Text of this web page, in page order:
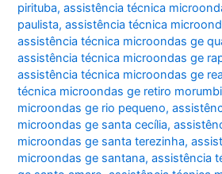
pirituba,assistência técnica
paulista,assistência técnica
assistência técnica microondas ge
assistência técnica microondas ge
assistência técnica microondas ge
técnica microondas ge retiro morumbi
microondas ge rio pequeno,
microondas ge santa cecília,
microondas ge santa terezinha,
microondas ge santana,assistência